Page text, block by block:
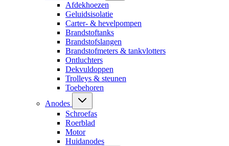
Afdekhoezen
Geluidsisolatie
Carter- & hevelpompen
Brandstoftanks
Brandstofslangen
Brandstofmeters & tankvlotters
Ontluchters
Dekvuldoppen
Trolleys & steunen
Toebehoren
Anodes
Schroefas
Roerblad
Motor
Huidanodes